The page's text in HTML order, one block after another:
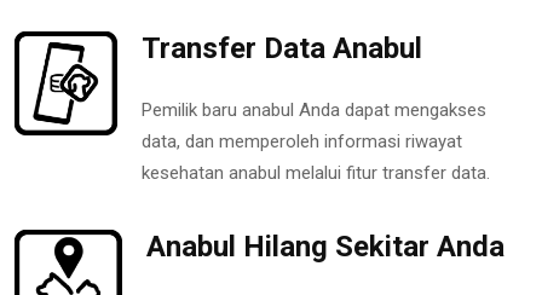
Transfer Data Anabul
Pemilik baru anabul Anda dapat mengakses
data, dan memperoleh informasi riwayat
kesehatan anabul melalui fitur transfer data.
Anabul Hilang Sekitar Anda